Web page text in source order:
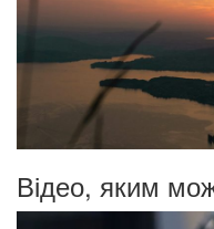
Відео, яким